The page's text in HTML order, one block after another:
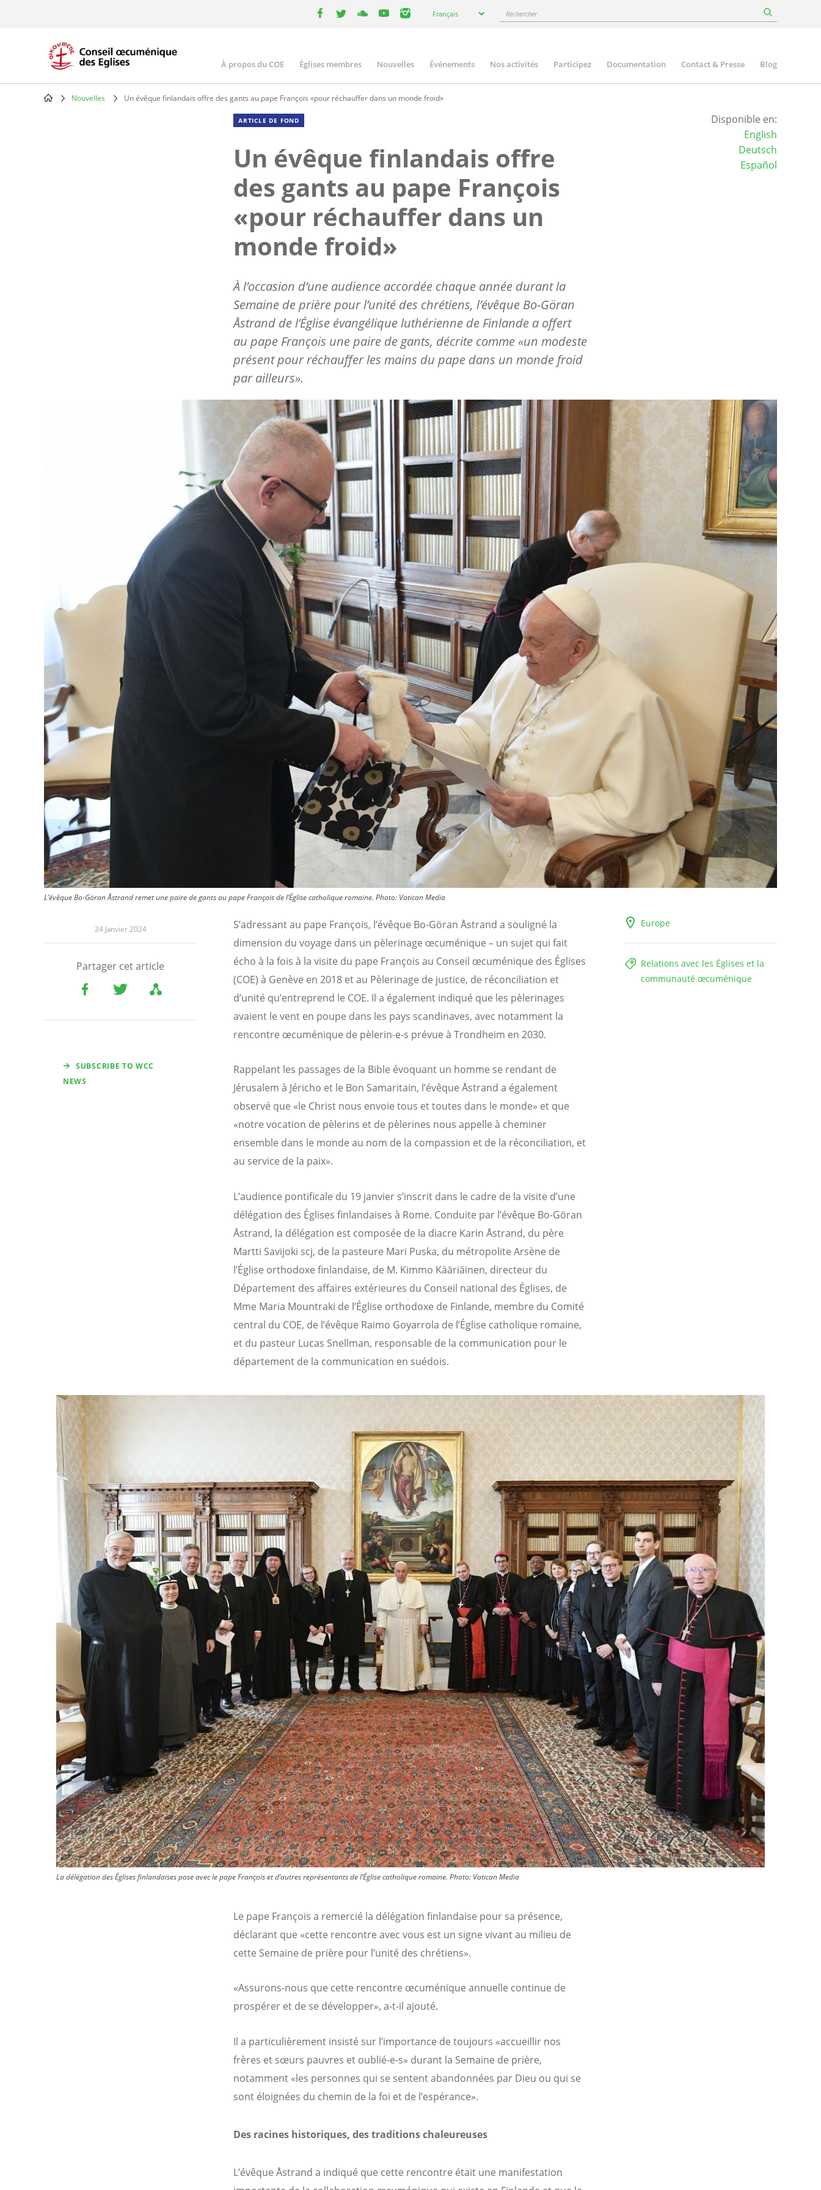
your
Français Rechercher
Main
navigation
À propos du COE Églises membres Nouvelles Événements Nos activités Participez Documentation Contact & Presse Blog
Nouvelles Un évêque finlandais offre des gants au pape François «pour réchauffer dans un monde froid»
ARTICLE DE FOND
Un évêque finlandais offre
des gants au pape François
«pour réchauffer dans un
monde froid»
À l’occasion d’une audience accordée chaque année durant la
Semaine de prière pour l’unité des chrétiens, l’évêque Bo-Göran
Åstrand de l’Église évangélique luthérienne de Finlande a offert
au pape François une paire de gants, décrite comme «un modeste
présent pour réchauffer les mains du pape dans un monde froid
par ailleurs».
Disponible en:
English
Deutsch
Español
L’évêque Bo-Göran Åstrand remet une paire de gants au pape François de l’Église catholique romaine. Photo: Vatican Media
24 Janvier 2024
Partager cet article
SUBSCRIBE TO WCC
NEWS
Europe
Relations avec les Églises et la
communauté œcuménique
S’adressant au pape François, l’évêque Bo-Göran Åstrand a souligné la
dimension du voyage dans un pèlerinage œcuménique – un sujet qui fait
écho à la fois à la visite du pape François au Conseil œcuménique des Églises
(COE) à Genève en 2018 et au Pèlerinage de justice, de réconciliation et
d’unité qu’entreprend le COE. Il a également indiqué que les pèlerinages
avaient le vent en poupe dans les pays scandinaves, avec notamment la
rencontre œcuménique de pèlerin-e-s prévue à Trondheim en 2030.
Rappelant les passages de la Bible évoquant un homme se rendant de
Jérusalem à Jéricho et le Bon Samaritain, l’évêque Åstrand a également
observé que «le Christ nous envoie tous et toutes dans le monde» et que
«notre vocation de pèlerins et de pèlerines nous appelle à cheminer
ensemble dans le monde au nom de la compassion et de la réconciliation, et
au service de la paix».
L’audience pontificale du 19 janvier s’inscrit dans le cadre de la visite d’une
délégation des Églises finlandaises à Rome. Conduite par l’évêque Bo-Göran
Åstrand, la délégation est composée de la diacre Karin Åstrand, du père
Martti Savijoki scj, de la pasteure Mari Puska, du métropolite Arsène de
l’Église orthodoxe finlandaise, de M. Kimmo Kääriäinen, directeur du
Département des affaires extérieures du Conseil national des Églises, de
Mme Maria Mountraki de l’Église orthodoxe de Finlande, membre du Comité
central du COE, de l’évêque Raimo Goyarrola de l’Église catholique romaine,
et du pasteur Lucas Snellman, responsable de la communication pour le
département de la communication en suédois.
Image
La délégation des Églises finlandaises pose avec le pape François et d’autres représentants de l’Église catholique romaine. Photo: Vatican Media
Le pape François a remercié la délégation finlandaise pour sa présence,
déclarant que «cette rencontre avec vous est un signe vivant au milieu de
cette Semaine de prière pour l’unité des chrétiens».
«Assurons-nous que cette rencontre œcuménique annuelle continue de
prospérer et de se développer», a-t-il ajouté.
Il a particulièrement insisté sur l’importance de toujours «accueillir nos
frères et sœurs pauvres et oublié-e-s» durant la Semaine de prière,
notamment «les personnes qui se sentent abandonnées par Dieu ou qui se
sont éloignées du chemin de la foi et de l’espérance».
Des racines historiques, des traditions chaleureuses
L’évêque Åstrand a indiqué que cette rencontre était une manifestation